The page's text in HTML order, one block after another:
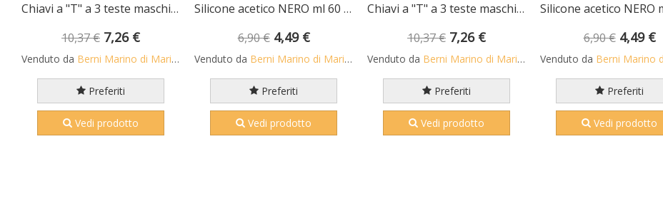
Chiavi a "T" a 3 teste maschio esagonali mm 2,5 con asta scorrevole • chrom vanadium FERMEC
10,37 € 7,26 €
Venduto da Berni Marino di Mario S.n.c.
Preferiti
Vedi prodotto
Silicone acetico NERO ml 60 per alte temperature fino a +260 C
6,90 € 4,49 €
Venduto da Berni Marino di Mario S.n.c.
Preferiti
Vedi prodotto
Chiavi a "T" a 3 teste maschio esagonali mm 2,5 con asta scorrevole • chrom vanadium FERMEC
10,37 € 7,26 €
Venduto da Berni Marino di Mario S.n.c.
Preferiti
Vedi prodotto
6,90 € 4,49 €
Venduto da Berni Marino di
Preferiti
Vedi prodotto